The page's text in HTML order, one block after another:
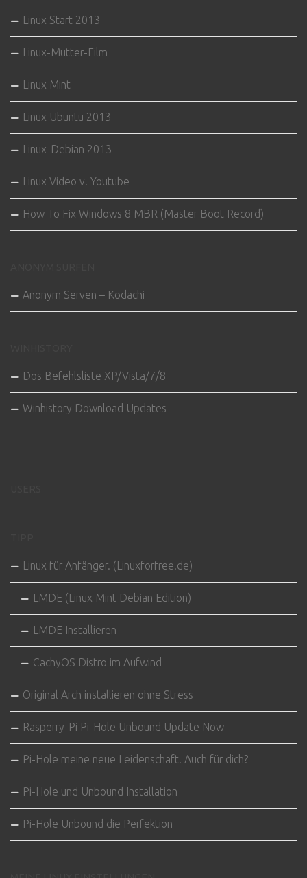
Linux Start 2013
Linux-Mutter-Film
Linux Mint
Linux Ubuntu 2013
Linux-Debian 2013
Linux Video v. Youtube
How To Fix Windows 8 MBR (Master Boot Record)
Anonym Serven – Kodachi
Dos Befehlsliste XP/Vista/7/8
Winhistory Download Updates
Linux für Anfänger. (Linuxforfree.de)
LMDE (Linux Mint Debian Edition)
LMDE Installieren
CachyOS Distro im Aufwind
Original Arch installieren ohne Stress
Rasperry-Pi Pi-Hole Unbound Update Now
Pi-Hole meine neue Leidenschaft. Auch für dich?
Pi-Hole und Unbound Installation
Pi-Hole Unbound die Perfektion